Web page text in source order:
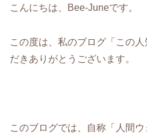
こんにちは、Bee-Juneです。
この度は、私のブログ「この
だきありがとうございます。
このブログでは、自称「人間